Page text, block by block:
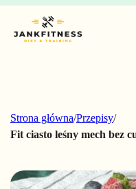
Strona główna/Przepisy/
Fit ciasto leśny mech bez